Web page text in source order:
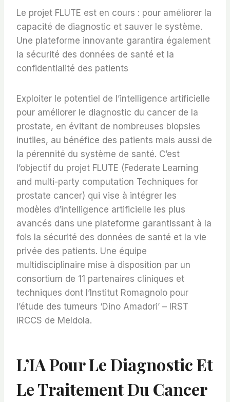
Le projet FLUTE est en cours : pour améliorer la
capacité de diagnostic et sauver le système.
Une plateforme innovante garantira également
la sécurité des données de santé et la
confidentialité des patients
Exploiter le potentiel de l’intelligence artificielle
pour améliorer le diagnostic du cancer de la
prostate, en évitant de nombreuses biopsies
inutiles, au bénéfice des patients mais aussi de
la pérennité du système de santé. C’est
l’objectif du projet FLUTE (Federate Learning
and multi-party computation Techniques for
prostate cancer) qui vise à intégrer les
modèles d’intelligence artificielle les plus
avancés dans une plateforme garantissant à la
fois la sécurité des données de santé et la vie
privée des patients. Une équipe
multidisciplinaire mise à disposition par un
consortium de 11 partenaires cliniques et
techniques dont l’Institut Romagnolo pour
l’étude des tumeurs ‘Dino Amadori’ – IRST
IRCCS de Meldola.
L’IA Pour Le Diagnostic Et
Le Traitement Du Cancer